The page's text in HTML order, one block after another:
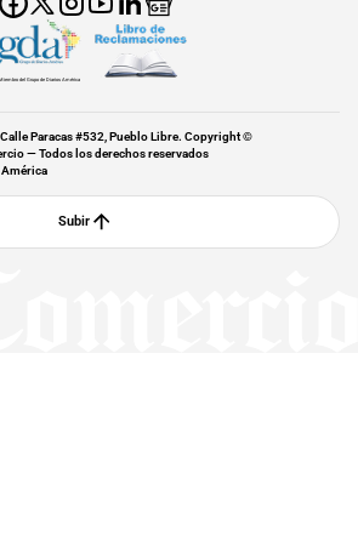
Miembro del Grupo de Diarios América
Paracas #532, Pueblo Libre. Copyright ©
— Todos los derechos reservados
Subir